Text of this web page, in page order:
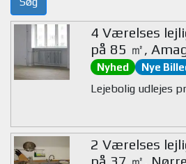
4 Værelses
på 85 ㎡,
Nyhed Nye
Lejebolig udlejes
2 Værelses
på 37 ㎡,